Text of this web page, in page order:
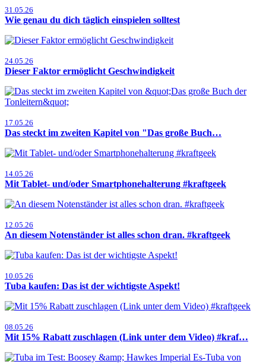
31.05.26
Wie genau du dich täglich einspielen solltest
24.05.26
Dieser Faktor ermöglicht Geschwindigkeit
17.05.26
Das steckt im zweiten Kapitel von "Das große Buch…
14.05.26
Mit Tablet- und/oder Smartphonehalterung #kraftgeek
12.05.26
An diesem Notenständer ist alles schon dran. #kraftgeek
10.05.26
Tuba kaufen: Das ist der wichtigste Aspekt!
08.05.26
Mit 15% Rabatt zuschlagen (Link unter dem Video) #kraf…